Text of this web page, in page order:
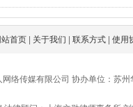
站首页 关于我们 |联系方式 |使用
络传媒有限公司 协办单位：苏